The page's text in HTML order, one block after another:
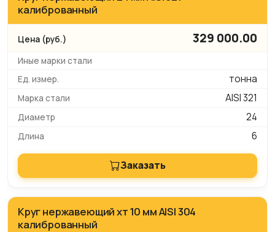
калиброванный
329 000.00
тонна
AISI 321
24
6
Заказать
Круг нержавеющий хт 10 мм AISI 304
калиброванный